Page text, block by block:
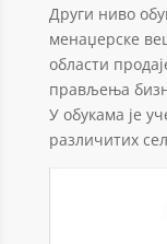
Други ниво
менаџерске
области
прављења
У обукама је
различитих